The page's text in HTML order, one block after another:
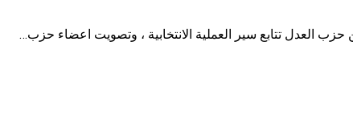
العدل تتابع سير العملية الانتخابية ، وتصويت اعضاء حزب…